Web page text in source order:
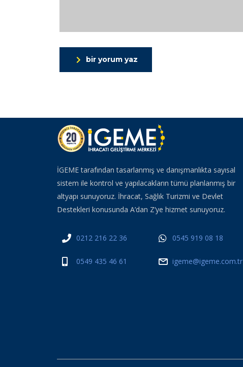
bir yorum yaz
İGEME tarafından tasarlanmış ve danışmanlıkta sayısal
sistem ile kontrol ve yapılacakların tümü planlanmış bir
altyapı sunuyoruz. İhracat, Sağlık Turizmi ve Devlet
Destekleri konusunda A’dan Z’ye hizmet sunuyoruz.
0212 216 22 36 0545 919 08 18
0549 435 46 61 igeme@igeme.com.tr